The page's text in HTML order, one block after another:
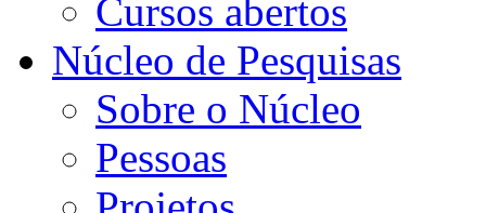
Cursos abertos
Núcleo de Pesquisas
Sobre o Núcleo
Pessoas